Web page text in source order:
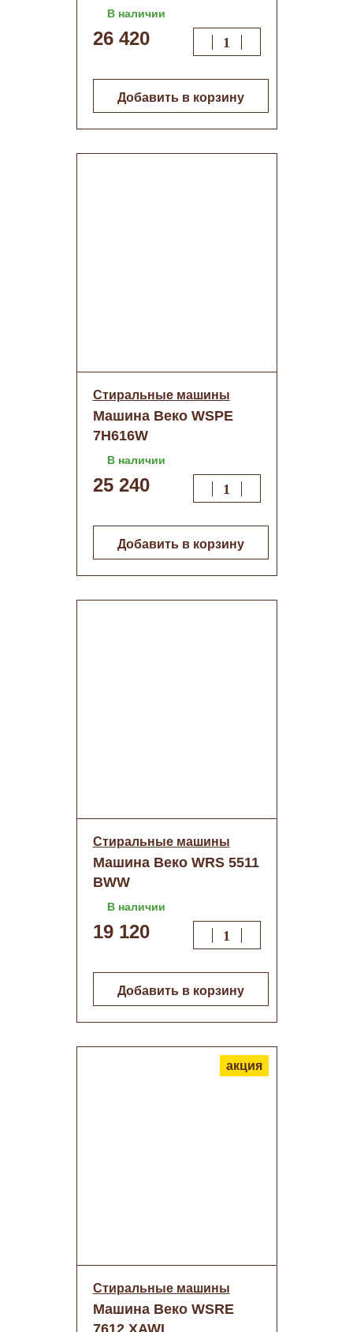
В наличии
26 420
Добавить в корзину
Стиральные машины
Машина Веко WSPE
7H616W
(двиг.инвертер)
В наличии
25 240
Добавить в корзину
Стиральные машины
Машина Веко WRS 5511
BWW
В наличии
19 120
Добавить в корзину
акция
Стиральные машины
Машина Веко WSRE
7612 XAWI